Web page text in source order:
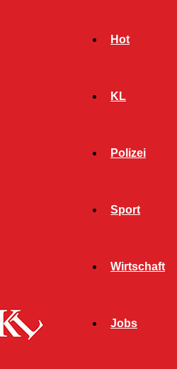
Hot
KL
Polizei
Sport
Wirtschaft
Jobs